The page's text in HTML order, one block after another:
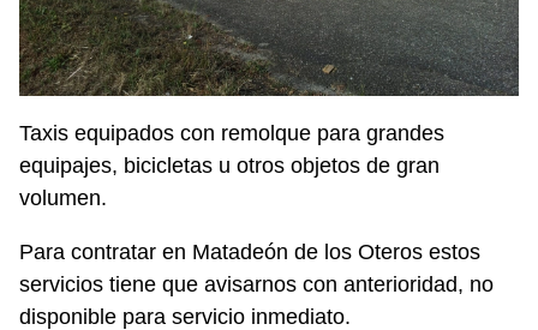
Taxis equipados con remolque para grandes
equipajes, bicicletas u otros objetos de gran
volumen.
Para contratar en Matadeón de los Oteros estos
servicios tiene que avisarnos con anterioridad, no
disponible para servicio inmediato.